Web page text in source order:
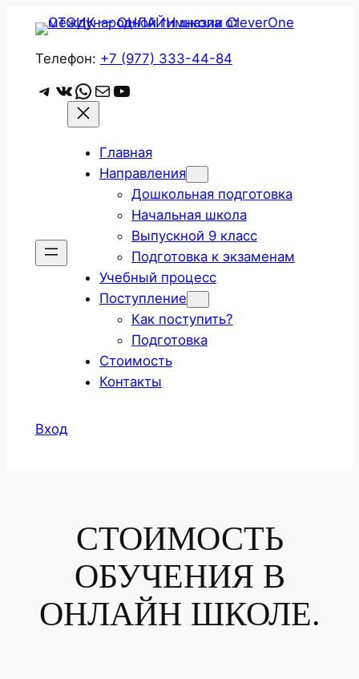
Перейти
содержимому
Телефон: +7 (977) 333-44-84
Telegram
ВКонтакте
WhatsApp
Почта
YouTube
Главная
Направления
Дошкольная подготовка
Начальная школа
Выпускной 9 класс
Подготовка к экзаменам
Учебный процесс
Поступление
Как поступить?
Подготовка
Стоимость
Контакты
Вход
СТОИМОСТЬ
ОБУЧЕНИЯ В
ОНЛАЙН ШКОЛЕ.